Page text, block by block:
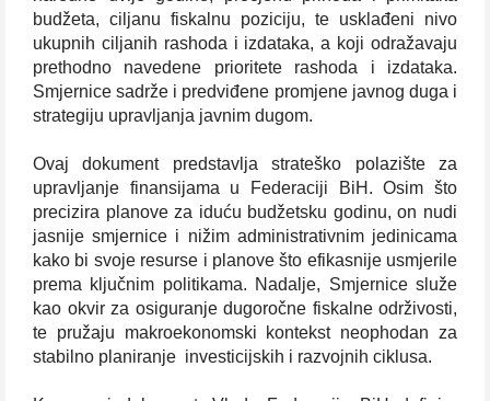
budžeta, ciljanu fiskalnu poziciju, te usklađeni nivo
ukupnih ciljanih rashoda i izdataka, a koji odražavaju
prethodno navedene prioritete rashoda i izdataka.
Smjernice sadrže i predviđene promjene javnog duga i
strategiju upravljanja javnim dugom.
Ovaj dokument predstavlja strateško polazište za
upravljanje finansijama u Federaciji BiH. Osim što
precizira planove za iduću budžetsku godinu, on nudi
jasnije smjernice i nižim administrativnim jedinicama
kako bi svoje resurse i planove što efikasnije usmjerile
prema ključnim politikama. Nadalje, Smjernice služe
kao okvir za osiguranje dugoročne fiskalne održivosti,
te pružaju makroekonomski kontekst neophodan za
stabilno planiranje investicijskih i razvojnih ciklusa.